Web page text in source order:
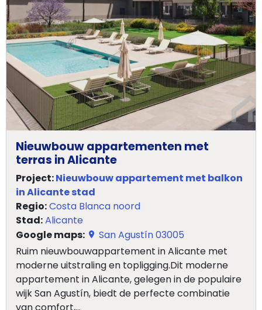
Nieuwbouw appartementen met
terras in Alicante
Project:Nieuwbouw appartement met balkon
in Alicante stad
Regio:Costa Blanca noord
Stad:Alicante
Google maps:
San Agustín 03005
Ruim nieuwbouwappartement in Alicante met
moderne uitstraling en topligging.Dit moderne
appartement in Alicante, gelegen in de populaire
wijk San Agustín, biedt de perfecte combinatie